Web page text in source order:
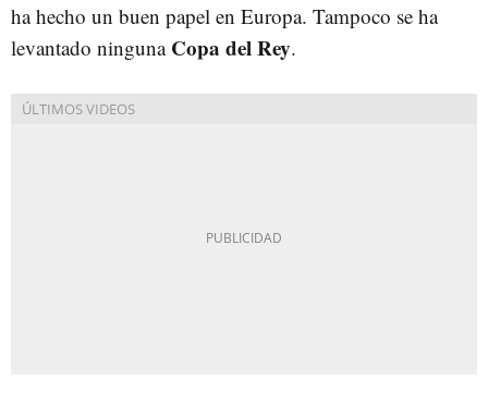
ha hecho un buen papel en Europa. Tampoco se ha
levantado ninguna Copa del Rey.